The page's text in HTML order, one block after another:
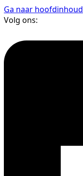
Ga naar hoofdinhoud
Volg ons: